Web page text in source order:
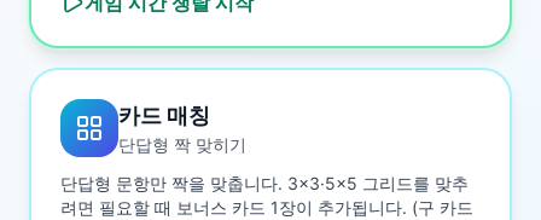
카드 매칭
단답형 짝 맞히기
단답형 문항만 짝을 맞춥니다. 3×3·5×5 그리드를 맞추
려면 필요할 때 보너스 카드 1장이 추가됩니다. (구 카드